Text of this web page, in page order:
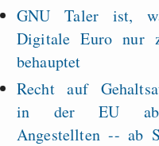
GNU Taler ist,
Digitale Euro nur
behauptet
Recht auf
in der EU
Angestellten -- ab